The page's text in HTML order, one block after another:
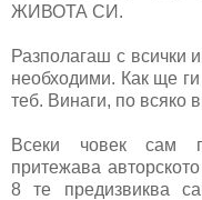
ЖИВОТА СИ.
Разполагаш с всички
необходими. Как ще
теб. Винаги, по всяко
Всеки човек сам
притежава
8 те предизвиква